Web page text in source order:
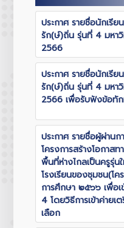
ประกาศ รายชื่อนักเรีย
รัก(ษ์)ถิ่น รุ่นที่ 4 มหาวิ
2566
ประกาศ รายชื่อนักเรีย
รัก(ษ์)ถิ่น รุ่นที่ 4 มหาวิ
2566 เพื่อรับฟังข้อทั
ประกาศ รายชื่อผู้ผ่านก
โครงการสร้างโอกาส
พื้นที่ห่างไกลเป็นครูรุ่
โรงเรียนของชุมชน(โ
การศึกษา ๒๕๖๖ เพื่อ
4 โดยวิธีการเข้าค่าย
เลือก